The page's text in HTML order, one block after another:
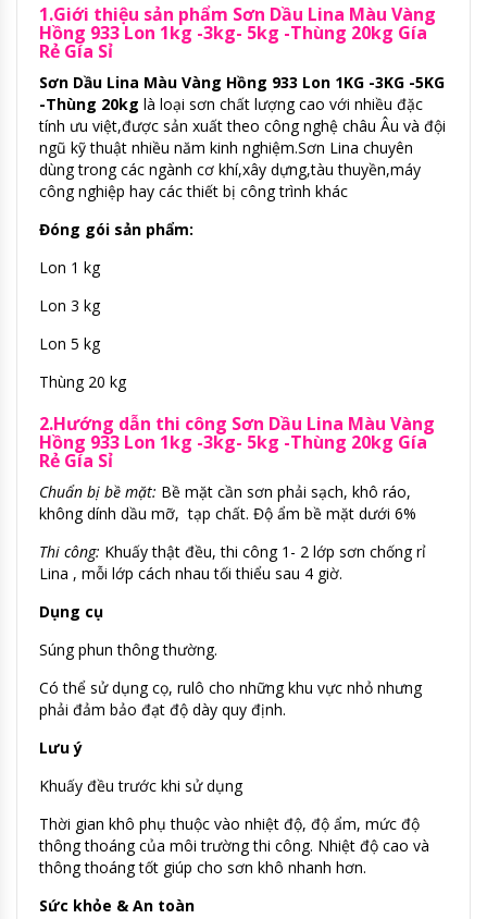
1.Giới thiệu sản phẩm Sơn Dầu Lina Màu Vàng
Hồng 933 Lon 1kg -3kg- 5kg -Thùng 20kg Gía
Rẻ Gía Sỉ
Sơn Dầu Lina Màu Vàng Hồng 933 Lon 1KG -3KG -5KG
-Thùng 20kg là loại sơn chất lượng cao với nhiều đặc
tính ưu việt,được sản xuất theo công nghệ châu Âu và đội
ngũ kỹ thuật nhiều năm kinh nghiệm.Sơn Lina chuyên
dùng trong các ngành cơ khí,xây dựng,tàu thuyền,máy
công nghiệp hay các thiết bị công trình khác
Đóng gói sản phẩm:
Lon 1 kg
Lon 3 kg
Lon 5 kg
Thùng 20 kg
2.Hướng dẫn thi công Sơn Dầu Lina Màu Vàng
Hồng 933 Lon 1kg -3kg- 5kg -Thùng 20kg Gía
Rẻ Gía Sỉ
Chuẩn bị bề mặt: Bề mặt cần sơn phải sạch, khô ráo,
không dính dầu mỡ, tạp chất. Độ ẩm bề mặt dưới 6%
Thi công: Khuấy thật đều, thi công 1- 2 lớp sơn chống rỉ
Lina , mỗi lớp cách nhau tối thiểu sau 4 giờ.
Dụng cụ
Súng phun thông thường.
Có thể sử dụng cọ, rulô cho những khu vực nhỏ nhưng
phải đảm bảo đạt độ dày quy định.
Lưu ý
Khuấy đều trước khi sử dụng
Thời gian khô phụ thuộc vào nhiệt độ, độ ẩm, mức độ
thông thoáng của môi trường thi công. Nhiệt độ cao và
thông thoáng tốt giúp cho sơn khô nhanh hơn.
Sức khỏe & An toàn